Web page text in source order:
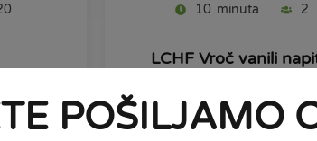
10 minuta 2
LCHF Vroč vanili
POŠILJAMO